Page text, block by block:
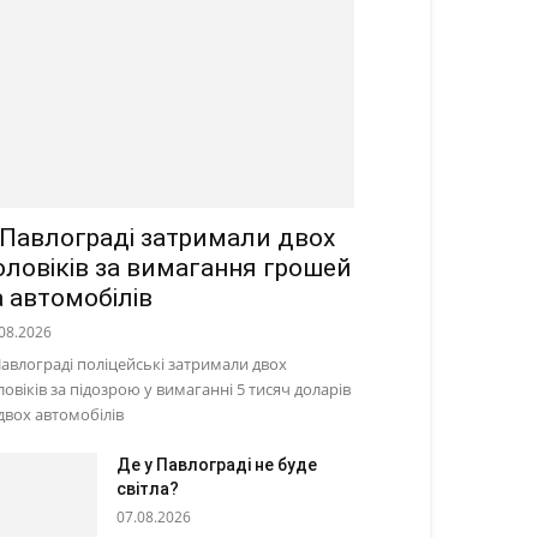
затримали двох
за вимагання грошей
автомобілів
поліцейські затримали двох
за підозрою у вимаганні 5 тисяч доларів
автомобілів
Де у Павлограді не буде
світла?
07.08.2026